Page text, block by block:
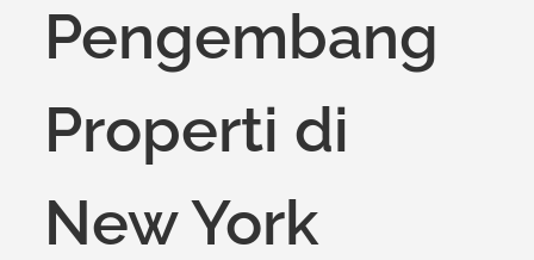
Pengembang
Properti di
New York